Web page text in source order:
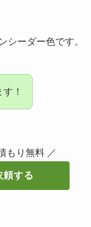
シーダー色です。
！
もり無料 ／
頼する